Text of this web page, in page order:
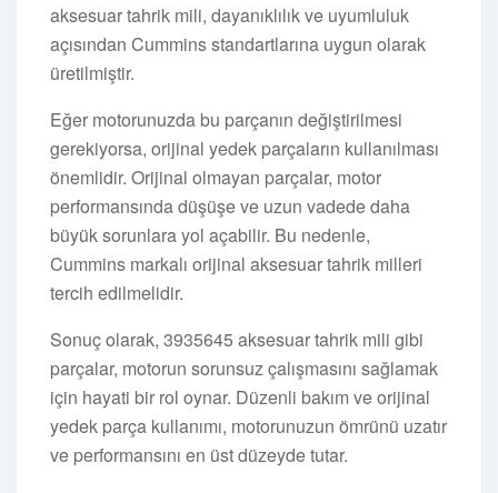
aksesuar tahrik mili, dayanıklılık ve uyumluluk
açısından Cummins standartlarına uygun olarak
üretilmiştir.
Eğer motorunuzda bu parçanın değiştirilmesi
gerekiyorsa, orijinal yedek parçaların kullanılması
önemlidir. Orijinal olmayan parçalar, motor
performansında düşüşe ve uzun vadede daha
büyük sorunlara yol açabilir. Bu nedenle,
Cummins markalı orijinal aksesuar tahrik milleri
tercih edilmelidir.
Sonuç olarak, 3935645 aksesuar tahrik mili gibi
parçalar, motorun sorunsuz çalışmasını sağlamak
için hayati bir rol oynar. Düzenli bakım ve orijinal
yedek parça kullanımı, motorunuzun ömrünü uzatır
ve performansını en üst düzeyde tutar.